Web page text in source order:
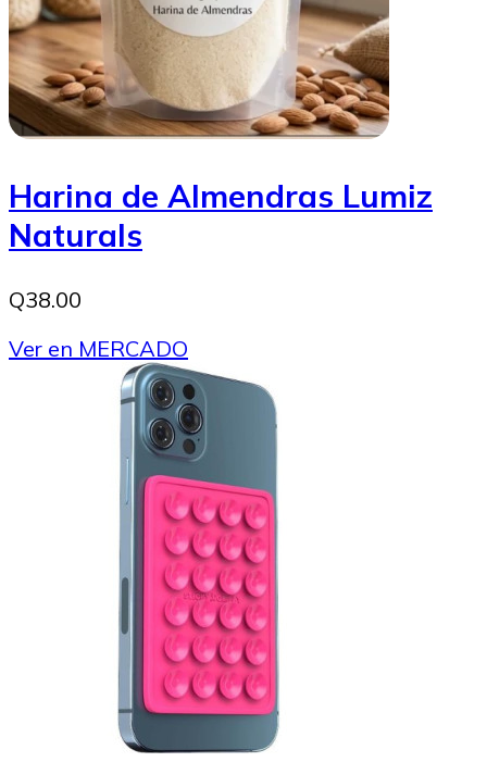
Harina de Almendras Lumiz
Naturals
Q38.00
Ver en MERCADO